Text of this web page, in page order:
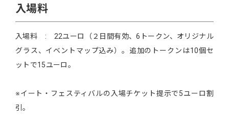
入場料
入場料 : 22ユーロ（２日間有効、6トークン、オリジナル
グラス、イベントマップ込み）。追加のトークンは10個セ
ットで15ユーロ。
※イート・フェスティバルの入場チケット提示で5ユーロ割
引。